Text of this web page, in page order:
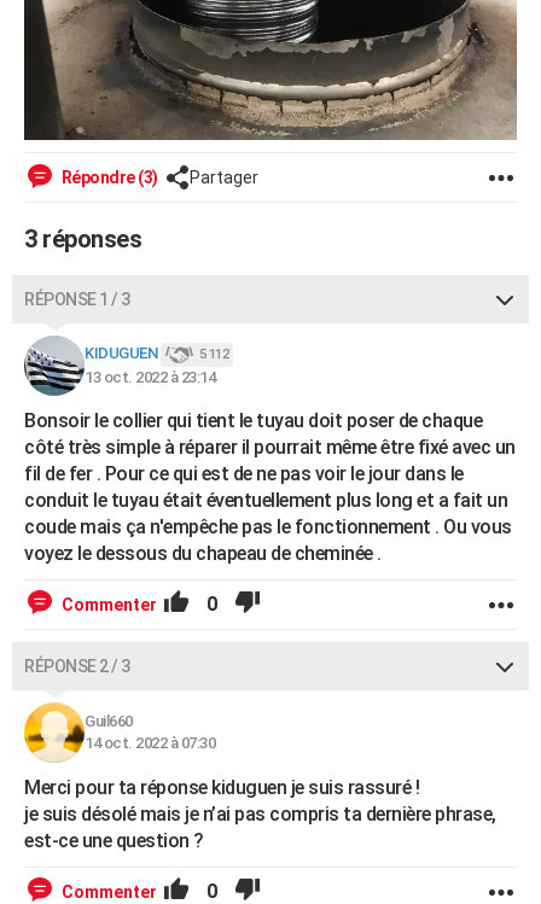
Répondre (3) Partager
3 réponses
RÉPONSE 1 / 3
KIDUGUEN 5 112
13 oct. 2022 à 23:14
Bonsoir le collier qui tient le tuyau doit poser de chaque
côté très simple à réparer il pourrait même être fixé avec un
fil de fer . Pour ce qui est de ne pas voir le jour dans le
conduit le tuyau était éventuellement plus long et a fait un
coude mais ça n'empêche pas le fonctionnement . Ou vous
voyez le dessous du chapeau de cheminée .
Commenter 0
RÉPONSE 2 / 3
Guil660
14 oct. 2022 à 07:30
Merci pour ta réponse kiduguen je suis rassuré !
je suis désolé mais je n’ai pas compris ta dernière phrase,
est-ce une question ?
Commenter 0